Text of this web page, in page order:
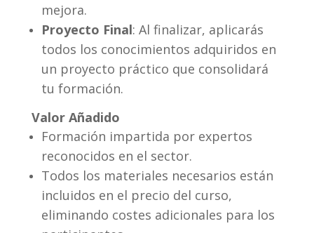
mejora.
Proyecto Final: Al finalizar, aplicarás
todos los conocimientos adquiridos en
un proyecto práctico que consolidará
tu formación.
Valor Añadido
Formación impartida por expertos
reconocidos en el sector.
Todos los materiales necesarios están
incluidos en el precio del curso,
eliminando costes adicionales para los